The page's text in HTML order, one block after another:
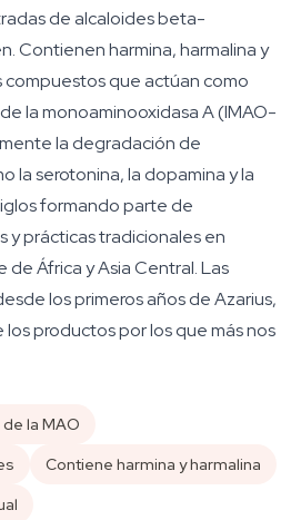
de alcaloides beta-
Contienen harmina, harmalina y
que actúan como
la monoaminooxidasa A (IMAO-
la degradación de
la serotonina, la dopamina y la
formando parte de
y prácticas tradicionales en
África y Asia Central. Las
los primeros años de Azarius,
productos por los que más nos
la MAO
Contiene harmina y harmalina